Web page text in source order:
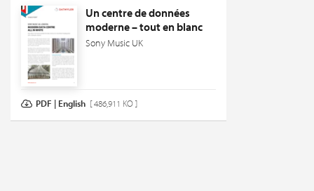
Un centre de données
moderne – tout en blanc
Sony Music UK
PDF | English [ 486,911 KO ]